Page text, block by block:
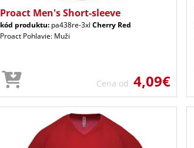
Proact Men's Short-sleeve
kód produktu: pa438re-3xl Cherry Red
Proact Pohlavie: Muži
Cena od 4,09€